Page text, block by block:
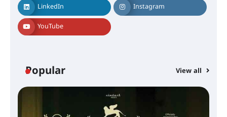
LinkedIn Instagram
YouTube
Popular View all
സെന്റ് ജോസഫ്സ് കോളജ്
കോമേഴ്‌സ് അസോസിയേഷന്